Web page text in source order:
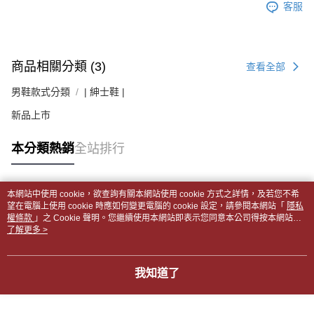
客服
商品相關分類 (3) 查看全部
男鞋款式分類 | 紳士鞋 |
新品上市
本分類熱銷全站排行
熱門標籤
本網站中使用 cookie，欲查詢有關本網站使用 cookie 方式之詳情，及若您不希
望在電腦上使用 cookie 時應如何變更電腦的 cookie 設定，請參閱本網站「 隱私
權條款 」之 Cookie 聲明。您繼續使用本網站即表示您同意本公司得按本網站使
用條款之 Cookie 聲明使用 cookie。
了解更多 >
我知道了